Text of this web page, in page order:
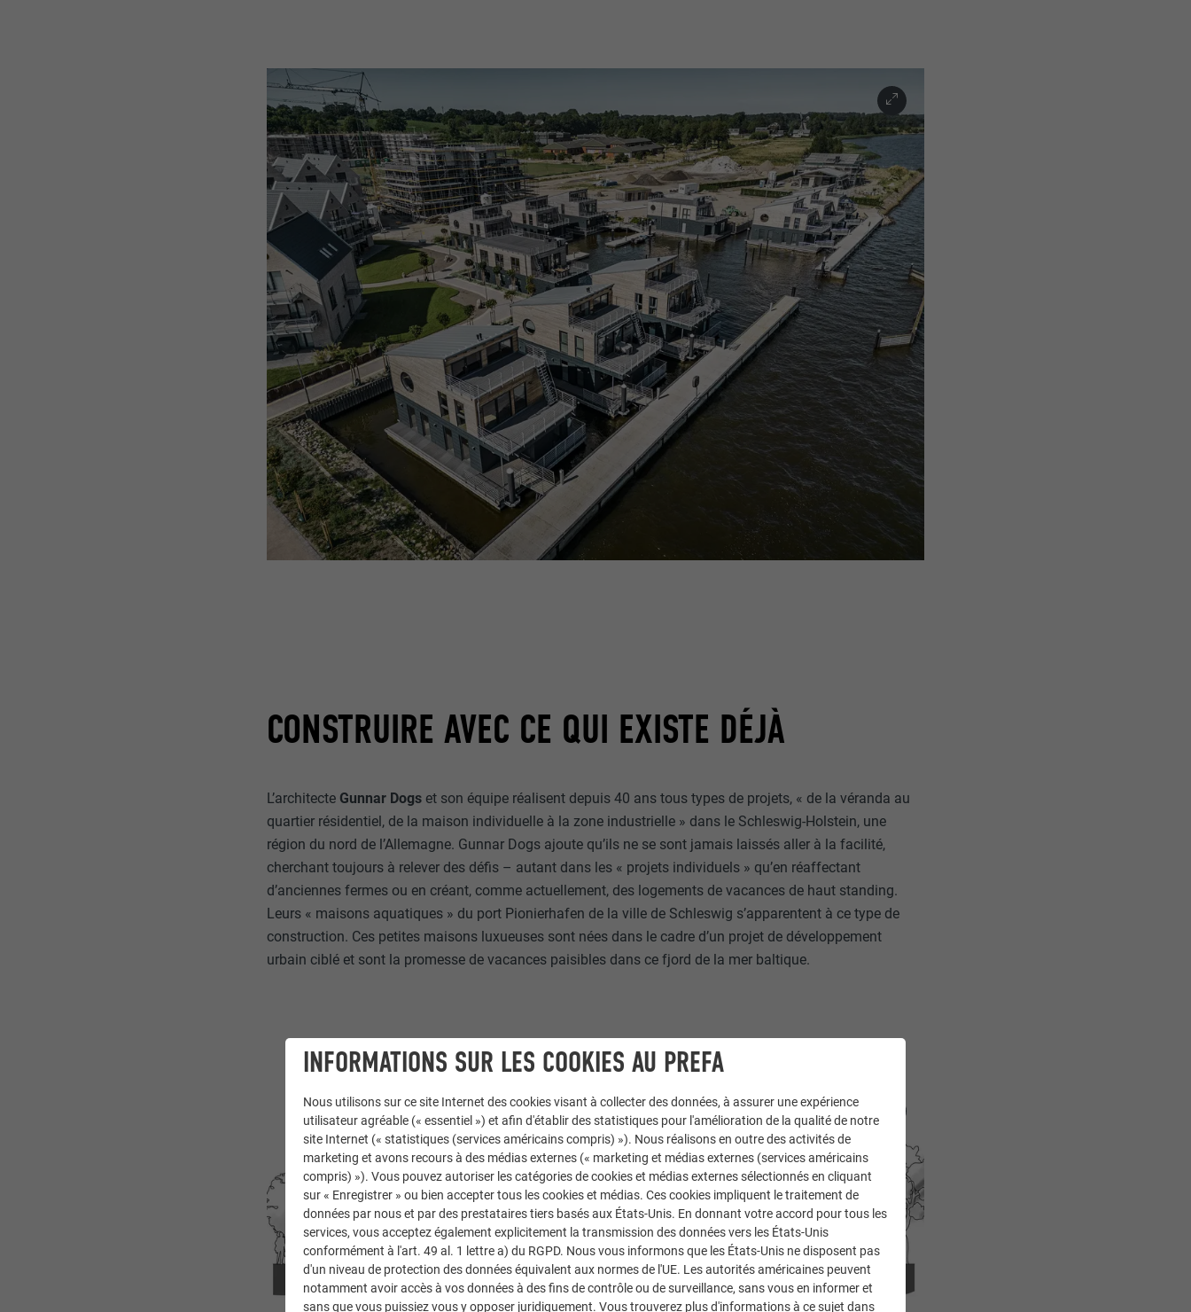
CONSTRUIRE AVEC CE QUI EXISTE DÉJÀ
L’architecte Gunnar Dogs et son équipe réalisent depuis 40 ans tous types de projets, « de la véranda au
quartier résidentiel, de la maison individuelle à la zone industrielle » dans le Schleswig-Holstein, une
région du nord de l’Allemagne. Gunnar Dogs ajoute qu’ils ne se sont jamais laissés aller à la facilité,
cherchant toujours à relever des défis – autant dans les « projets individuels » qu’en réaffectant
d’anciennes fermes ou en créant, comme actuellement, des logements de vacances de haut standing.
Leurs « maisons aquatiques » du port Pionierhafen de la ville de Schleswig s’apparentent à ce type de
construction. Ces petites maisons luxueuses sont nées dans le cadre d’un projet de développement
urbain ciblé et sont la promesse de vacances paisibles dans ce fjord de la mer baltique.
INFORMATIONS SUR LES COOKIES AU PREFA
Nous utilisons sur ce site Internet des cookies visant à collecter des données, à assurer une expérience
utilisateur agréable (« essentiel ») et afin d'établir des statistiques pour l'amélioration de la qualité de notre
site Internet (« statistiques (services américains compris) »). Nous réalisons en outre des activités de
marketing et avons recours à des médias externes (« marketing et médias externes (services américains
compris) »). Vous pouvez autoriser les catégories de cookies et médias externes sélectionnés en cliquant
sur « Enregistrer » ou bien accepter tous les cookies et médias. Ces cookies impliquent le traitement de
données par nous et par des prestataires tiers basés aux États-Unis. En donnant votre accord pour tous les
services, vous acceptez également explicitement la transmission des données vers les États-Unis
conformément à l'art. 49 al. 1 lettre a) du RGPD. Nous vous informons que les États-Unis ne disposent pas
d'un niveau de protection des données équivalent aux normes de l'UE. Les autorités américaines peuvent
notamment avoir accès à vos données à des fins de contrôle ou de surveillance, sans vous en informer et
sans que vous puissiez vous y opposer juridiquement. Vous trouverez plus d'informations à ce sujet dans